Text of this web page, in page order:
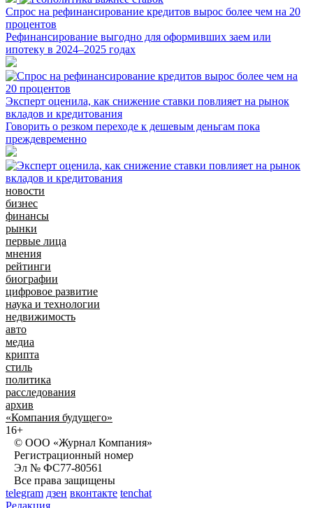
Спрос на рефинансирование кредитов вырос более чем на 20
процентов
Рефинансирование выгодно для оформивших заем или
ипотеку в 2024–2025 годах
Эксперт оценила, как снижение ставки повлияет на рынок
вкладов и кредитования
Говорить о резком переходе к дешевым деньгам пока
преждевременно
новости
бизнес
финансы
рынки
первые лица
мнения
рейтинги
биографии
цифровое развитие
наука и технологии
недвижимость
авто
медиа
крипта
стиль
политика
расследования
архив
«Компания будущего»
16+
© ООО «Журнал Компания»
Регистрационный номер
Эл № ФС77-80561
Все права защищены
telegram дзен вконтакте tenchat
Редакция